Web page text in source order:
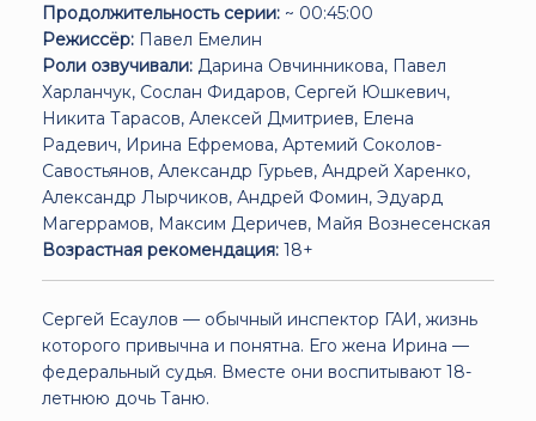
Продолжительность серии: ~ 00:45:00
Режиссёр: Павел Емелин
Роли озвучивали: Дарина Овчинникова, Павел
Харланчук, Сослан Фидаров, Сергей Юшкевич,
Никита Тарасов, Алексей Дмитриев, Елена
Радевич, Ирина Ефремова, Артемий Соколов-
Савостьянов, Александр Гурьев, Андрей Харенко,
Александр Лырчиков, Андрей Фомин, Эдуард
Магеррамов, Максим Деричев, Майя Вознесенская
Возрастная рекомендация: 18+
Сергей Есаулов — обычный инспектор ГАИ, жизнь
которого привычна и понятна. Его жена Ирина —
федеральный судья. Вместе они воспитывают 18-
летнюю дочь Таню.